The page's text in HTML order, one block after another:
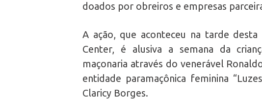
doados por obreiros e empresas
A ação, que aconteceu na tarde
Center, é alusiva a semana da
maçonaria através do venerável
entidade paramaçônica feminina
Claricy Borges.